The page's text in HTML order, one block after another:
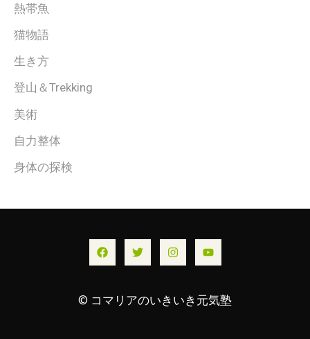
熱帯魚
猫物語
生き方
登山＆Trekking
美術
自力整体
身体の探検
© コマリアのいきいき元気塾